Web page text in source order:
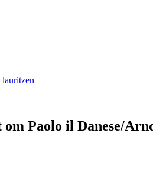
Paolo il Danese/